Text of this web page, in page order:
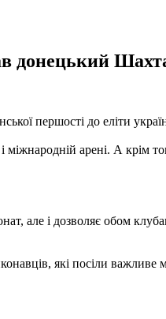
донецький
першості до еліти
міжнародній арені. А
але і дозволяє обом
які посіли важливе